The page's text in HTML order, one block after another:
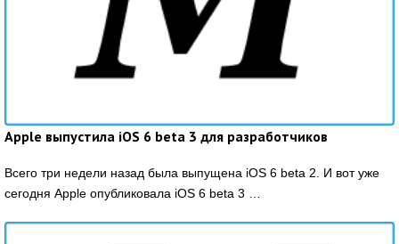
Apple выпустила iOS 6 beta 3 для разработчиков
Всего три недели назад была выпущена iOS 6 beta 2. И вот уже
сегодня Apple опубликовала iOS 6 beta 3 …